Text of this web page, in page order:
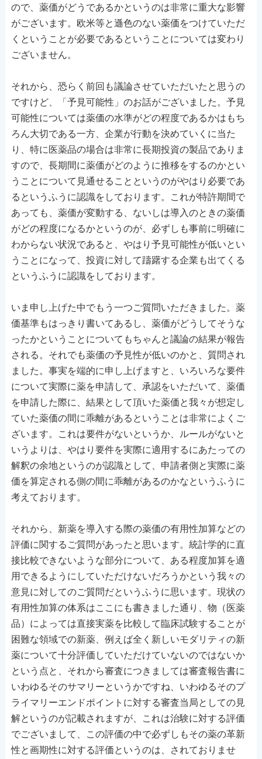
ので、薬価がどうであるかというのは非常に重大な影響
がございます。欧米等と遜色のない薬価をつけていただ
くということが必要であるということについては変わり
ございません。
それから、恐らく前回も議論させていただいたと思うの
ですけど、「予見可能性」のお話がございました。予見
可能性については薬価の水準がどの程度であるかはもち
ろん大切である一方、企業が行動を決めていくに当た
り、特に医薬品の場合は非常に長期投資の製品でありま
すので、長期間に薬価がどのように推移をするのかとい
うことについて見通せることというのがやはり必要であ
るというふうに認識をしております。これが特許期間で
あっても、薬価が変動する、ないしは導入のときの薬価
がどの程度になるかというのが、必ずしも事前に明確に
わからない状況であると、やはり予見可能性が低いとい
うことになって、投資に対して躊躇する企業も出てくる
というふうに認識をしております。
いま申し上げた中でもう一つご質問いただきました。薬
価基準もはっきり書いてあるし、薬価がどうしてそうな
ったかということについてもちゃんと議論の結果が報告
される。それでも薬価の予見性が低いのかと、質問され
ました。事実を端的に申し上げますと、いろいろな要件
について実際に薬を申請して、承認をいただいて、薬価
を申請した際に、結果として頂いた薬価と我々が想定し
ていた薬価の間に乖離があるということは非常によくご
ざいます。これは要件がないというか、ルールがないと
いうよりは、やはり要件を実際に適用するにあたっての
解釈の余地というのが認識として、申請者側と実際に薬
価を算定される側の間に乖離があるのかなというふうに
考えております。
それから、新薬を導入する際の薬価の有用性加算などの
評価に関するご質問があったと思います。統計学的に直
接比較できないような部分について、ある程度加算を適
用できるようにしていただけないだろうかという我々の
意見に対してのご質問だというふうに思います。現状の
有用性加算の体系はここにも書きました通り、物（医薬
品）によっては直接実薬を比較して臨床試験することが
困難な領域での新薬、例えば全く新しいモダリティの新
薬について十分評価していただけていないのではないか
という点と、それから審査につきましては審査報告書に
いわゆるそのサマリーというかですね、いわゆるそのプ
ライマリーエンドポイントに対する審査当局としての見
解というのが記載されますが、これは治験に対する評価
でございまして、この評価の中で必ずしもその薬の革新
性と画期性に対する評価というのは、されておりませ